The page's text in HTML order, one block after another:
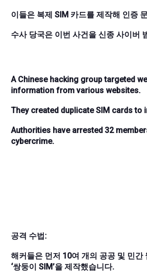
이들은 복제 SIM 카드를 제작해 인증
수사 당국은 이번 사건을 신종 사이버
A Chinese hacking group targeted
information from various websites.
They created duplicate SIM cards
Authorities have arrested 32
cybercrime.
공격 수법:
해커들은 먼저 10여 개의 공공 및 민
‘쌍둥이 SIM’을 제작했습니다.